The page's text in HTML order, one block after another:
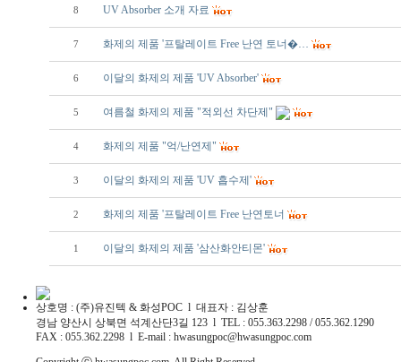
8 UV Absorber 소개 자료
7 화제의 제품 '프탈레이트 Free 난연 토너�…
6 이달의 화제의 제품 'UV Absorber'
5 여름철 화제의 제품 "적외선 차단제"
4 화제의 제품 "억/난연제"
3 이달의 화제의 제품 'UV 흡수제'
2 화제의 제품 '프탈레이트 Free 난연토너
1 이달의 화제의 제품 '삼산화안티몬'
상호명 : (주)유진텍 & 화성POC l 대표자 : 김상훈
경남 양산시 상북면 석계산단3길 123 l TEL : 055.363.2298 / 055.362.1290
FAX : 055.362.2298 l E-mail : hwasungpoc@hwasungpoc.com